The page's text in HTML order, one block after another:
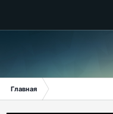
Главная